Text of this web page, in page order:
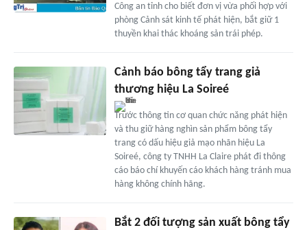
Công an tỉnh cho biết đơn vị vừa phối hợp với
phòng Cảnh sát kinh tế phát hiện, bắt giữ 1
thuyền khai thác khoáng sản trái phép.
Cảnh báo bông tẩy trang giả
thương hiệu La Soireé
Trước thông tin cơ quan chức năng phát hiện
và thu giữ hàng nghìn sản phẩm bông tẩy
trang có dấu hiệu giả mạo nhãn hiệu La
Soireé, công ty TNHH La Claire phát đi thông
cáo báo chí khuyến cáo khách hàng tránh mua
hàng không chính hãng.
Bắt 2 đối tượng sản xuất bông tẩy